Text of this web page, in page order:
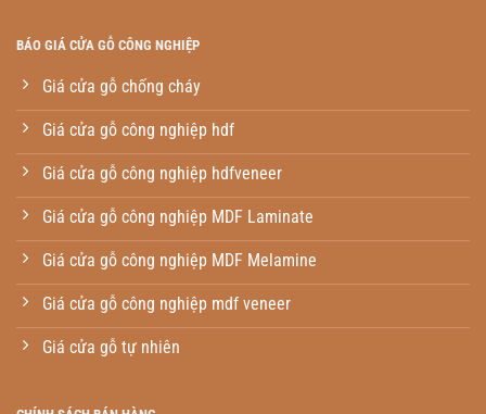
BÁO GIÁ CỬA GỖ CÔNG NGHIỆP
Giá cửa gỗ chống cháy
Giá cửa gỗ công nghiệp hdf
Giá cửa gỗ công nghiệp hdfveneer
Giá cửa gỗ công nghiệp MDF Laminate
Giá cửa gỗ công nghiệp MDF Melamine
Giá cửa gỗ công nghiệp mdf veneer
Giá cửa gỗ tự nhiên